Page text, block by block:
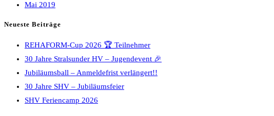
Mai 2019
Neueste Beiträge
REHAFORM-Cup 2026 🏆 Teilnehmer
30 Jahre Stralsunder HV – Jugendevent 🎉
Jubiläumsball – Anmeldefrist verlängert!!
30 Jahre SHV – Jubiläumsfeier
SHV Feriencamp 2026